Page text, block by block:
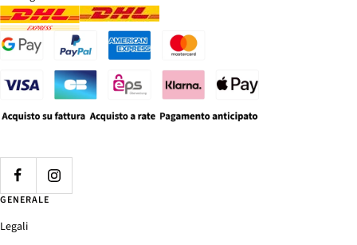
GENERALE
Legali